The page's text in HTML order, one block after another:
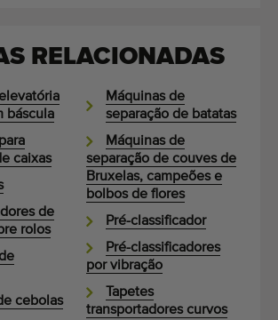
RELACIONADAS
báscula
caixas
de
rolos
cebolas
Máquinas de
separação de batatas
Máquinas de
separação de couves de
Bruxelas, campeões e
bolbos de flores
Pré-classificador
Pré-classificadores
por vibração
Tapetes
transportadores curvos